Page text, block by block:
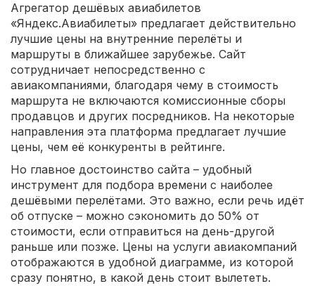
Агрегатор дешёвых авиабилетов
«Яндекс.Авиабилеты» предлагает действительно
лучшие цены на внутренние перелёты и
маршруты в ближайшее зарубежье. Сайт
сотрудничает непосредственно с
авиакомпаниями, благодаря чему в стоимость
маршрута не включаются комиссионные сборы
продавцов и других посредников. На некоторые
направления эта платформа предлагает лучшие
цены, чем её конкуренты в рейтинге.
Но главное достоинство сайта – удобный
инструмент для подбора времени с наиболее
дешёвыми перелётами. Это важно, если речь идёт
об отпуске – можно сэкономить до 50% от
стоимости, если отправиться на день-другой
раньше или позже. Цены на услуги авиакомпаний
отображаются в удобной диаграмме, из которой
сразу понятно, в какой день стоит вылететь.